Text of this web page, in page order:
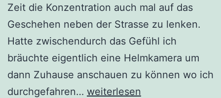
Zeit die Konzentration auch mal auf das
Geschehen neben der Strasse zu lenken.
Hatte zwischendurch das Gefühl ich
bräuchte eigentlich eine Helmkamera um
dann Zuhause anschauen zu können wo ich
durchgefahren… Über
weiterlesen